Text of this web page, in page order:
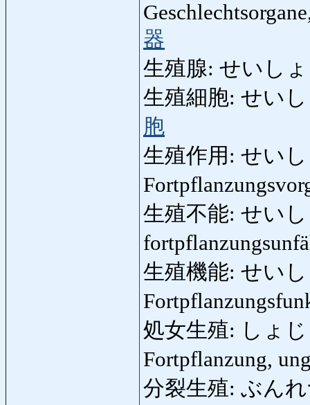
器
生殖腺: せいし
生殖細胞: せい
胞
生殖作用: せいし
生殖不能: せい
生殖機能: せい
処女生殖: しょ
Fortpflanzung,
分裂生殖: ぶん